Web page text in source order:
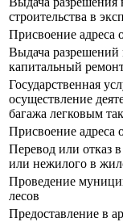
строительства в
Присвоение адреса
Выдача разрешений
капитальный
Государственная
осуществление
багажа легковым
Присвоение адреса
Перевод или отказ
или нежилого в
Проведение
лесов
Предоставление в